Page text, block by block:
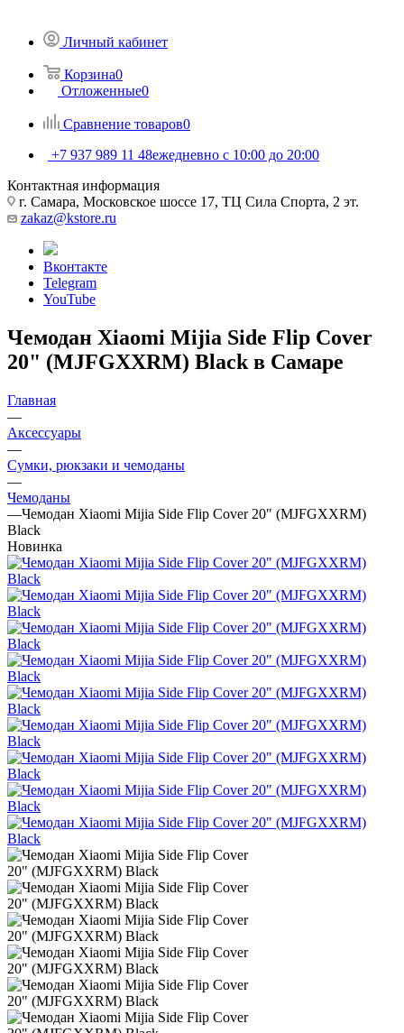
Личный кабинет
Корзина0
Отложенные0
Сравнение товаров0
+7 937 989 11 48ежедневно с 10:00 до 20:00
Контактная информация
г. Самара, Московское шоссе 17, ТЦ Сила Спорта, 2 эт.
zakaz@kstore.ru
Вконтакте
Telegram
YouTube
Чемодан Xiaomi Mijia Side Flip Cover
20" (MJFGXXRM) Black в Самаре
Главная
—
Аксессуары
—
Сумки, рюкзаки и чемоданы
—
Чемоданы
—Чемодан Xiaomi Mijia Side Flip Cover 20" (MJFGXXRM)
Black
Новинка